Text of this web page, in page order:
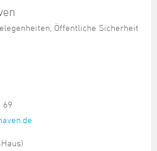
Öffentliche Sicherheit
69